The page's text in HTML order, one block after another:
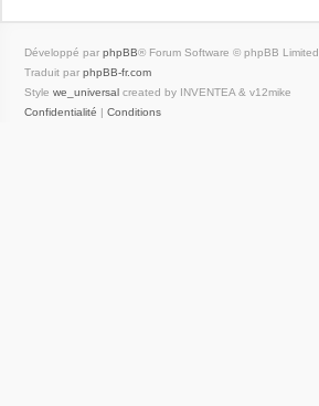
Développé par phpBB® Forum Software © phpBB Limited
Traduit par phpBB-fr.com
Style we_universal created by INVENTEA & v12mike
Confidentialité | Conditions